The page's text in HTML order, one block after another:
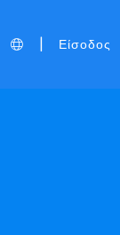
Είσοδος